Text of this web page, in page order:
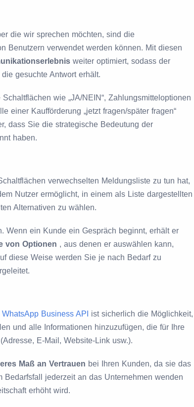
die wir sprechen möchten, sind die
Benutzern verwendet werden können. Mit diesen
weiter optimiert, sodass der
gesuchte Antwort erhält.
wie „JA/NEIN“, Zahlungsmitteloptionen
einer Kaufförderung „jetzt fragen/später fragen“
dass Sie die strategische Bedeutung der
haben.
verwechselten Meldungsliste zu tun hat,
Nutzer ermöglicht, in einem als Liste dargestellten
Alternativen zu wählen.
Wenn ein Kunde ein Gespräch beginnt, erhält er
von Optionen , aus denen er auswählen kann,
diese Weise werden Sie je nach Bedarf zu
WhatsApp Business API
ist sicherlich die Möglichkeit,
und alle Informationen hinzuzufügen, die für Ihre
E-Mail, Website-Link usw.).
Maß an Vertrauen bei Ihren Kunden, da sie das
Bedarfsfall jederzeit an das Unternehmen wenden
erhöht wird.